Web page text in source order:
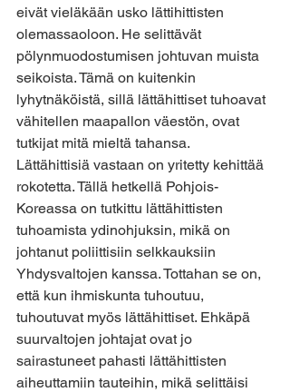
eivät vieläkään usko lättihittisten
olemassaoloon. He selittävät
pölynmuodostumisen johtuvan muista
seikoista. Tämä on kuitenkin
lyhytnäköistä, sillä lättähittiset tuhoavat
vähitellen maapallon väestön, ovat
tutkijat mitä mieltä tahansa.
Lättähittisiä vastaan on yritetty kehittää
rokotetta. Tällä hetkellä Pohjois-
Koreassa on tutkittu lättähittisten
tuhoamista ydinohjuksin, mikä on
johtanut poliittisiin selkkauksiin
Yhdysvaltojen kanssa. Tottahan se on,
että kun ihmiskunta tuhoutuu,
tuhoutuvat myös lättähittiset. Ehkäpä
suurvaltojen johtajat ovat jo
sairastuneet pahasti lättähittisten
aiheuttamiin tauteihin, mikä selittäisi